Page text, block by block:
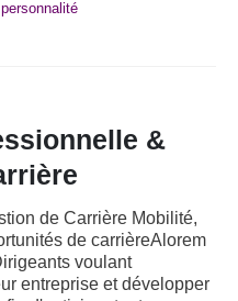
&
de Carrière Mobilité,
de carrièreAlorem
voulant
entreprise et développer